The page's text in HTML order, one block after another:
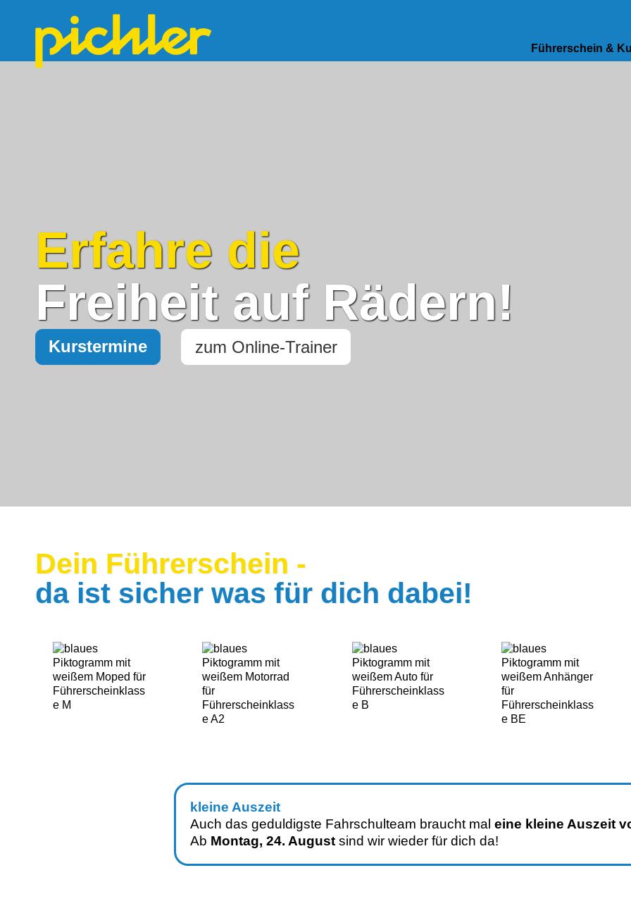
Führerschein &
Erfahre die
Freiheit auf Rädern!
Kurstermine zum Online-Trainer
Dein Führerschein -
da ist sicher was für dich dabei!
kleine Auszeit
Auch das geduldigste Fahrschulteam braucht maleine kleine Auszeit
Ab Montag, 24. August sind wir wieder für dich da!